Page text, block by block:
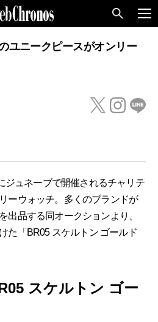
ユニークピースがオンリー
ジュネーブで開催されるチャリテ
ーウォッチ。多くのブランドが
出品する同オークションより、
た「BR05 スケルトン ゴールド
スケルトン ゴー